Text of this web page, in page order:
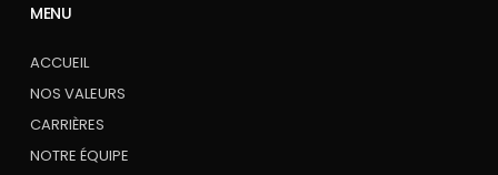
MENU
ACCUEIL
NOS VALEURS
CARRIÈRES
NOTRE ÉQUIPE